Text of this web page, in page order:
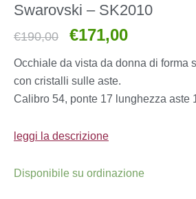
Swarovski – SK2010
€190,00
Il
originale
era:
€190,00.
€171,00Il
attuale
€171,00.
Occhiale da vista da donna di forma
con cristalli sulle aste.
Calibro 54, ponte 17 lunghezza aste
leggi la descrizione
Disponibile su ordinazione
Swarovski